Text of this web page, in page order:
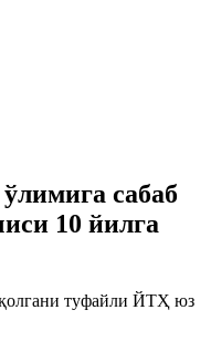
сабаб
10 йилга
туфайли ЙТҲ юз